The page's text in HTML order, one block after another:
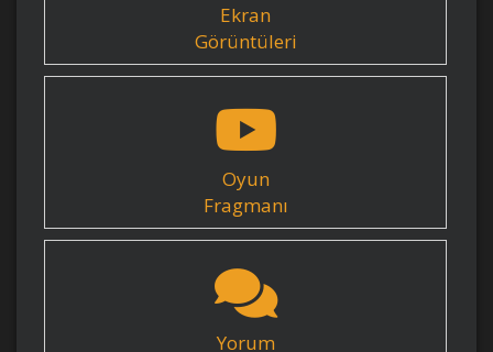
Ekran
Görüntüleri
Oyun
Fragmanı
Yorum